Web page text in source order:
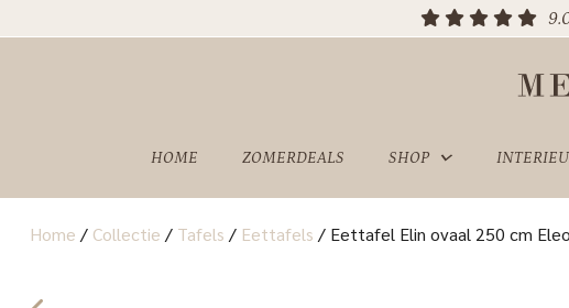
HOME ZOMERDEALS SHOP
SHOWROOM
Home / Collectie / Tafels / Eettafels / Eettafel Elin ovaal 250 cm